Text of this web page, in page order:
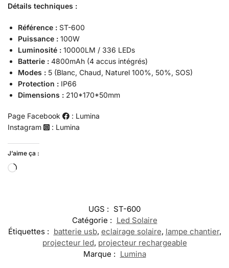
Détails techniques :
Référence : ST-600
Puissance : 100W
Luminosité : 10000LM / 336 LEDs
Batterie : 4800mAh (4 accus intégrés)
Modes : 5 (Blanc, Chaud, Naturel 100%, 50%, SOS)
Protection : IP66
Dimensions : 210*170*50mm
Page Facebook
: Lumina
Instagram
: Lumina
J’aime ça :
UGS : ST-600
Catégorie : Led Solaire
Étiquettes : batterie usb, eclairage solaire, lampe chantier,
projecteur led, projecteur rechargeable
Marque : Lumina